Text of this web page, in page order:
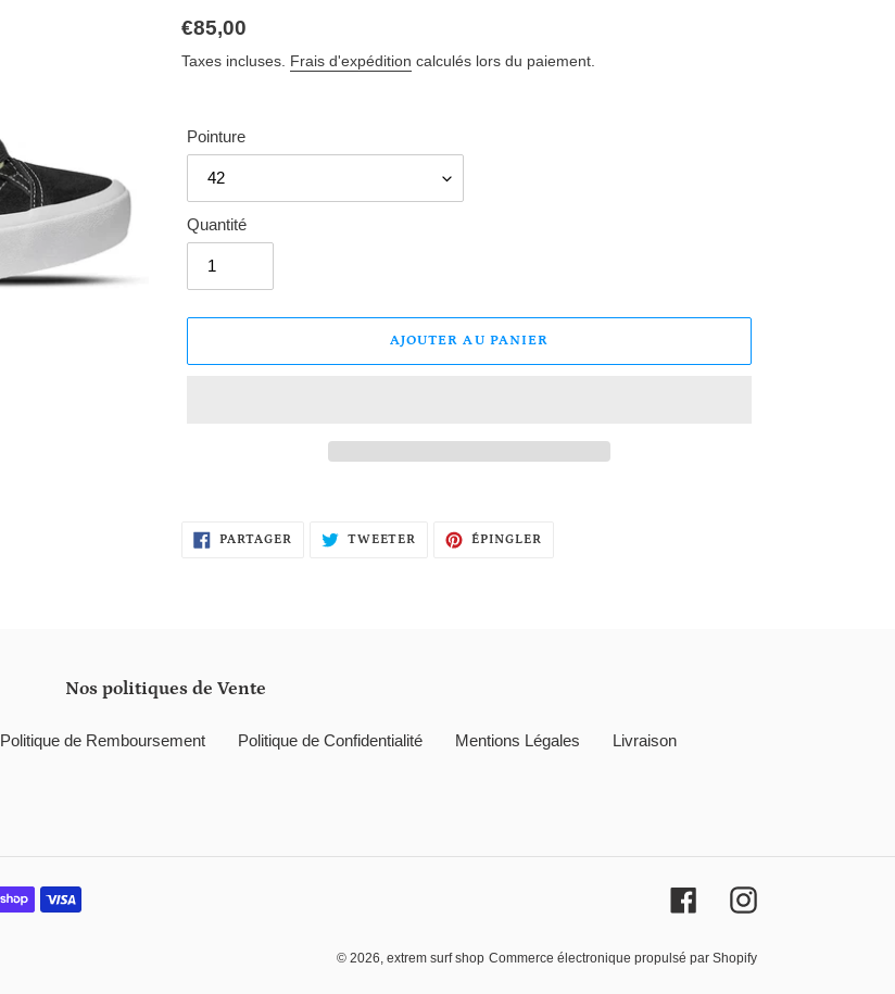
Prix
normal
€85,00
Taxes incluses. Frais d'expédition calculés lors du paiement.
Pointure
Quantité
AJOUTER AU PANIER
produitPARTAGER PARTAGERTWEETER TWEETERÉPINGLER
Nos politiques de Vente
Politique de Remboursement Politique de Confidentialité Mentions Légales Livraison
FacebookInstagram
© 2026, extrem surf shop Commerce électronique propulsé par Shopify